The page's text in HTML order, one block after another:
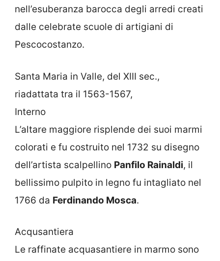
nell’esuberanza barocca degli arredi creati
dalle celebrate scuole di artigiani di
Pescocostanzo.
Santa Maria in Valle, del XIII sec.,
riadattata tra il 1563-1567,
Interno
L’altare maggiore risplende dei suoi marmi
colorati e fu costruito nel 1732 su disegno
dell’artista scalpellino Panfilo Rainaldi, il
bellissimo pulpito in legno fu intagliato nel
1766 da Ferdinando Mosca.
Acqusantiera
Le raffinate acquasantiere in marmo sono